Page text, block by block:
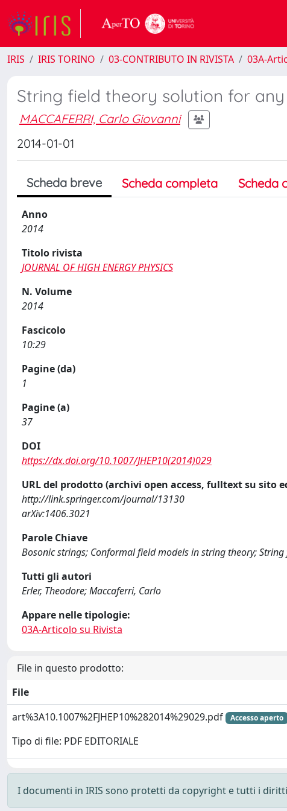
IRIS IRIS TORINO 03-CONTRIBUTO IN RIVISTA 03A-
String field theory solution for
MACCAFERRI, Carlo Giovanni
2014-01-01
Scheda breve Scheda completa Scheda
Anno
2014
Titolo rivista
JOURNAL OF HIGH ENERGY PHYSICS
N. Volume
2014
Fascicolo
10:29
Pagine (da)
1
Pagine (a)
37
DOI
https://dx.doi.org/10.1007/JHEP10(2014)029
URL del prodotto (archivi open access, fulltext su sito
http://link.springer.com/journal/13130
arXiv:1406.3021
Parole Chiave
Bosonic strings; Conformal field models in string theory;
Tutti gli autori
Erler, Theodore; Maccaferri, Carlo
Appare nelle tipologie:
03A-Articolo su Rivista
File in questo prodotto:
File
art%3A10.1007%2FJHEP10%282014%29029.pdf
Accesso aperto
Tipo di file: PDF EDITORIALE
I documenti in IRIS sono protetti da copyright e tutti i